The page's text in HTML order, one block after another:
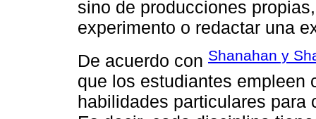
sino de producciones
experimento o redactar una
De acuerdo con Shanahan y
que los estudiantes empleen
habilidades particulares para